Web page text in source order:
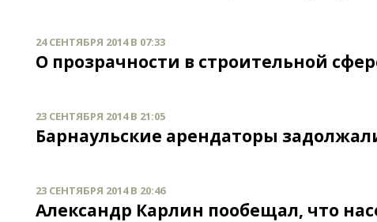
24 СЕНТЯБРЯ 2014 В 07:33
О прозрачности в строительной
23 СЕНТЯБРЯ 2014 В 21:05
Барнаульские арендаторы
23 СЕНТЯБРЯ 2014 В 20:46
Александр Карлин пообещал, что